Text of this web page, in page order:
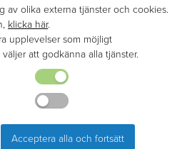
av olika externa tjänster och cookies.
klicka här.
upplevelser som möjligt
att godkänna alla tjänster.
Acceptera alla och fortsätt